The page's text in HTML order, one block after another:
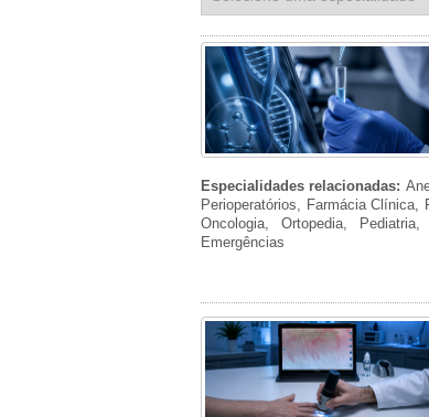
Especialidades relacionadas:
Perioperatórios, Farmácia Clínica,
Oncologia, Ortopedia,
Emergências